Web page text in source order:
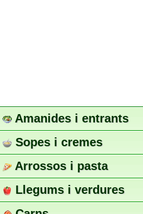
Amanides i entrants
Sopes i cremes
Arrossos i pasta
Llegums i verdures